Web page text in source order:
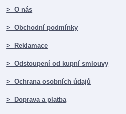
> O nás
> Obchodní podmínky
> Reklamace
> Odstoupení od kupní smlouvy
> Ochrana osobních údajů
> Doprava a platba